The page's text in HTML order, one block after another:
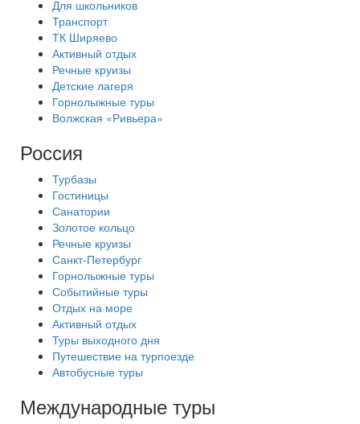
Для школьников
Транспорт
ТК Ширяево
Активный отдых
Речные круизы
Детские лагеря
Горнолыжные туры
Волжская «Ривьера»
Россия
Турбазы
Гостиницы
Санатории
Золотое кольцо
Речные круизы
Санкт-Петербург
Горнолыжные туры
Событийные туры
Отдых на море
Активный отдых
Туры выходного дня
Путешествие на турпоезде
Автобусные туры
Международные туры